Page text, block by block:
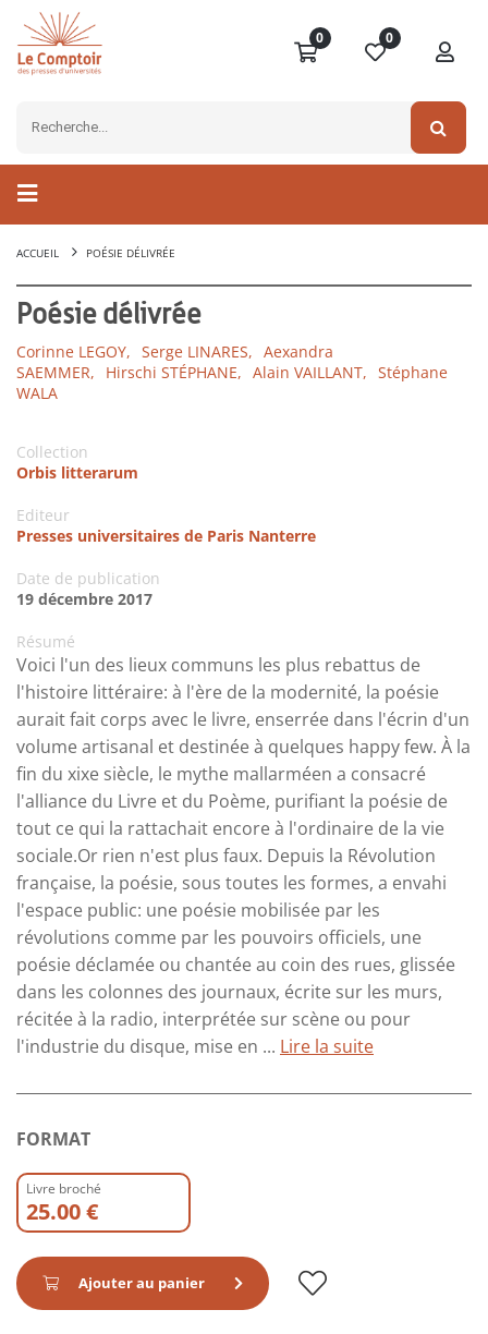
0 0
ACCUEIL POÉSIE DÉLIVRÉE
Poésie délivrée
Corinne LEGOY, Serge LINARES, Aexandra
SAEMMER,
Hirschi STÉPHANE, Alain VAILLANT, Stéphane
WALA
Collection
Orbis litterarum
Editeur
Presses universitaires de Paris Nanterre
Date de publication
19 décembre 2017
Résumé
Voici l'un des lieux communs les plus rebattus de
l'histoire littéraire: à l'ère de la modernité, la poésie
aurait fait corps avec le livre, enserrée dans l'écrin d'un
volume artisanal et destinée à quelques happy few. À la
fin du xixe siècle, le mythe mallarméen a consacré
l'alliance du Livre et du Poème, purifiant la poésie de
tout ce qui la rattachait encore à l'ordinaire de la vie
sociale.Or rien n'est plus faux. Depuis la Révolution
française, la poésie, sous toutes les formes, a envahi
l'espace public: une poésie mobilisée par les
révolutions comme par les pouvoirs officiels, une
poésie déclamée ou chantée au coin des rues, glissée
dans les colonnes des journaux, écrite sur les murs,
récitée à la radio, interprétée sur scène ou pour
l'industrie du disque, mise en ... Lire la suite
FORMAT
Livre broché
25.00 €
Ajouter au panier